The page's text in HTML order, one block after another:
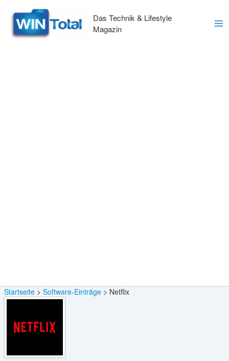
Inhalt
springen
Das Technik & Lifestyle
Magazin
Startseite Software-Einträge Netflix